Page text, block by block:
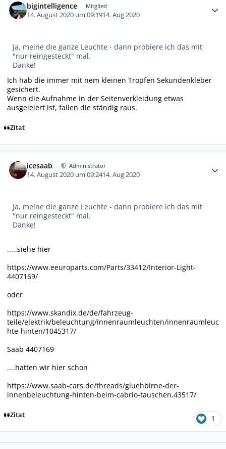
bigintelligence Mitglied
14. August 2020 um 09:1914. Aug 2020
Ja, meine die ganze Leuchte - dann probiere ich das mit
"nur reingesteckt" mal.
Danke!
Ich hab die immer mit nem kleinen Tropfen Sekundenkleber
gesichert.
Wenn die Aufnahme in der Seitenverkleidung etwas
ausgeleiert ist, fallen die ständig raus.
Zitat
icesaab Administrator
14. August 2020 um 09:2414. Aug 2020
Ja, meine die ganze Leuchte - dann probiere ich das mit
"nur reingesteckt" mal.
Danke!
.....siehe hier
https://www.eeuroparts.com/Parts/33412/Interior-Light-
4407169/
oder
https://www.skandix.de/de/fahrzeug-
teile/elektrik/beleuchtung/innenraumleuchten/innenraumleuc
hte-hinten/1045317/
Saab 4407169
....hatten wir hier schon
https://www.saab-cars.de/threads/gluehbirne-der-
innenbeleuchtung-hinten-beim-cabrio-tauschen.43517/
Zitat 1